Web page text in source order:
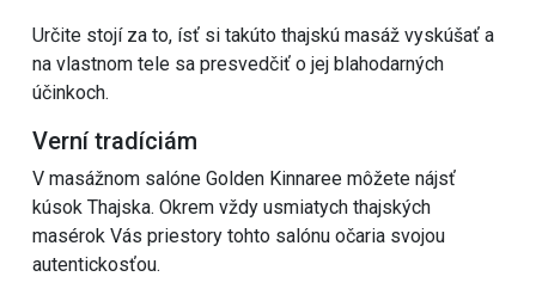
Určite stojí za to, ísť si takúto thajskú masáž vyskúšať a
na vlastnom tele sa presvedčiť o jej blahodarných
účinkoch.
Verní tradíciám
V masážnom salóne Golden Kinnaree môžete nájsť
kúsok Thajska. Okrem vždy usmiatych thajských
masérok Vás priestory tohto salónu očaria svojou
autentickosťou.